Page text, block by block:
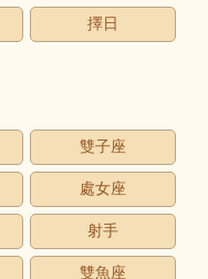
擇日
雙子座
處女座
射手
雙魚座